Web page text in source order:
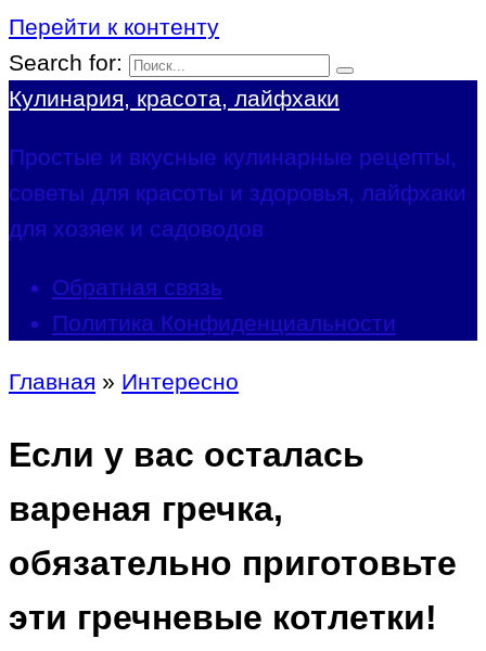
Перейти к контенту
Search for:
Кулинария, красота, лайфхаки
Простые и вкусные кулинарные рецепты,
советы для красоты и здоровья, лайфхаки
для хозяек и садоводов
Обратная связь
Политика Конфиденциальности
Главная » Интересно
Если у вас осталась
вареная гречка,
обязательно приготовьте
эти гречневые котлетки!